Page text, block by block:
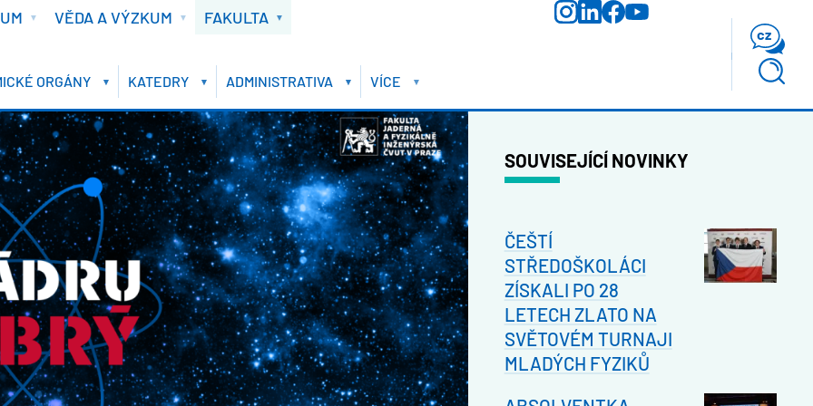
VĚDA A VÝZKUM FAKULTA
cz
ORGÁNY KATEDRY ADMINISTRATIVA VÍCE
SOUVISEJÍCÍ NOVINKY
ČEŠTÍ
STŘEDOŠKOLÁCI
ZÍSKALI PO 28
LETECH ZLATO NA
SVĚTOVÉM TURNAJI
MLADÝCH FYZIKŮ